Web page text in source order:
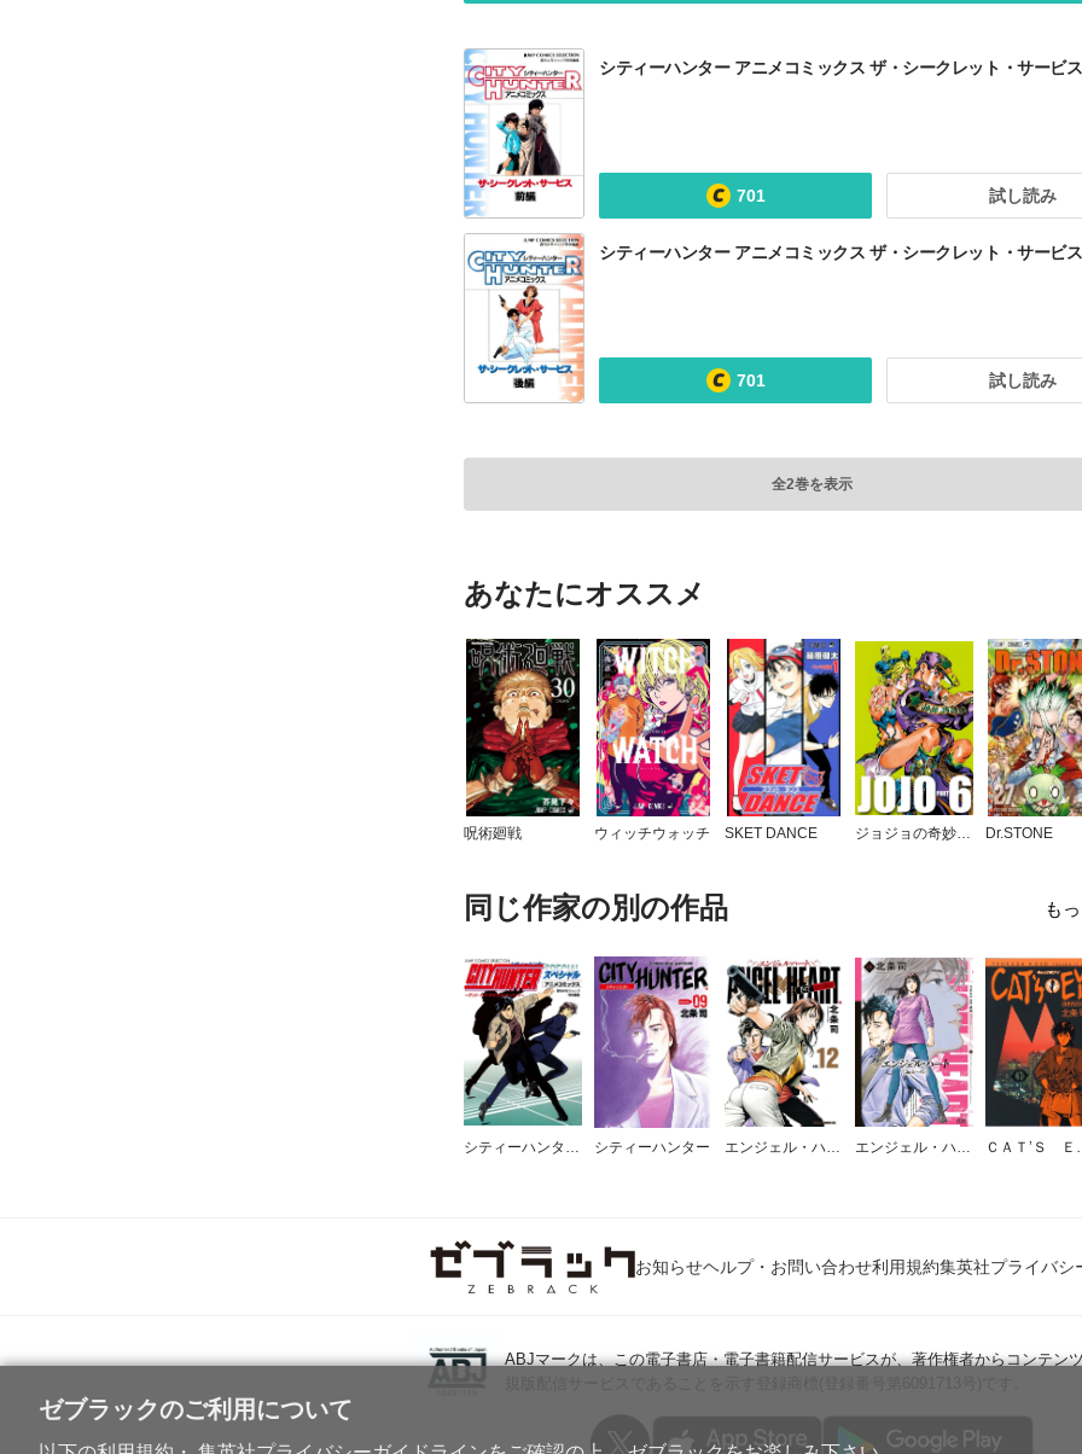
ゼブラックのご利用について
シティーハンター アニメコミックス ザ・シークレット・サービ
701 試し読み
シティーハンター アニメコミックス ザ・シークレット・サービ
701 試し読み
全2巻を表示
あなたにオススメ
呪術廻戦 ウィッチウォッチ SKET DANCE ジョジョの奇妙な冒険 第6部 ストーンオーシャン Dr.STONE
同じ作家の別の作品 も
シティーハンター アニメコミックス ～グッド・バイ・マイ・スイート・ハート～ シティーハンター エンジェル・ハート 1stシーズン エンジェル・ハート 2ndシーズン Ｃ
お知らせヘルプ・お問い合わせ利用規約集英社プライバシ
ABJマークは、この電子書店・電子書籍配信サービスが、著作権者からコンテン